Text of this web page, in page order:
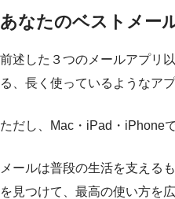
あなたのベストメー
前述した３つのメールアプリ
る、長く使っているようなア
ただし、Mac・iPad・iPhone
メールは普段の生活を支える
を見つけて、最高の使い方を